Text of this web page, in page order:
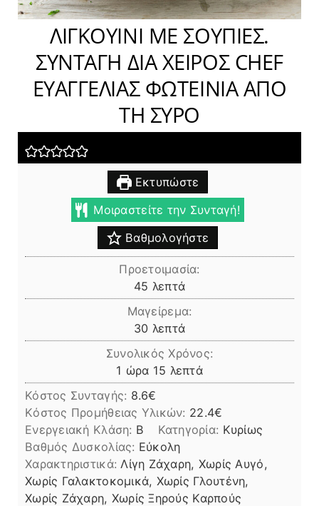
ΛΙΓΚΟΥΙΝΙ ΜΕ ΣΟΥΠΙΕΣ.
ΣΥΝΤΑΓΗ ΔΙΑ ΧΕΙΡΟΣ CHEF
ΕΥΑΓΓΕΛΙΑΣ ΦΩΤΕΙΝΙΑ ΑΠΟ
ΤΗ ΣΥΡΟ
Εκτυπώστε
Μοιραστείτε την Συνταγή!
Βαθμολογήστε
Προετοιμασία:
45 λεπτά
λεπτά
Μαγείρεμα:
30 λεπτά
λεπτά
Συνολικός Χρόνος:
1 ώρα
ώρα 15 λεπτά
λεπτά
Κόστος Συνταγής: 8.6€
Kόστος Προμήθειας Υλικών: 22.4
Ενεργειακή Κλάση: B Κατηγορία: Κυρίως
Βαθμός Δυσκολίας: Εύκολη
Χαρακτηριστικά: Λίγη Ζάχαρη, Χωρίς Αυγό,
Χωρίς Γαλακτοκομικά, Χωρίς Γλουτένη,
Χωρίς Ζάχαρη, Χωρίς Ξηρούς Καρπούς